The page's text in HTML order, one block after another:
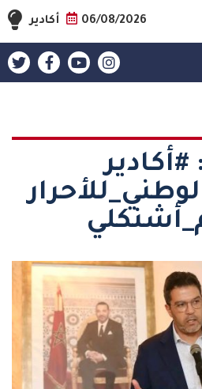
06/08/2026 أكادير
#أكادير